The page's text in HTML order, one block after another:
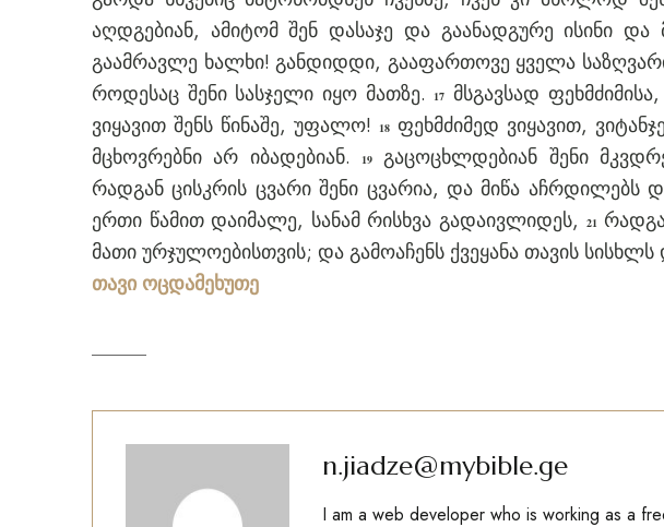
აღდგებიან, ამიტომ შენ დასაჯე და გაანადგურე ისინი
გაამრავლე ხალხი! განდიდდი, გააფართოვე ყველა საზღვარი
როდესაც შენი სასჯელი იყო მათზე.
17
მსგავსად
ვიყავით შენს წინაშე, უფალო!
18 ფეხმძიმედ ვიყავით,
მცხოვრებნი არ იბადებიან.
19გაცოცხლდებიან შენი
რადგან ცისკრის ცვარი შენი ცვარია, და მიწა აჩრდილებს
ერთი წამით დაიმალე, სანამ რისხვა გადაივლიდეს,
21
მათი ურჯულოებისთვის; და გამოაჩენს ქვეყანა თავის
თავი ოცდამეხუთე
n.jiadze@mybible.ge
I am a web developer who is working as a